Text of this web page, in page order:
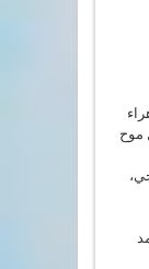
موح